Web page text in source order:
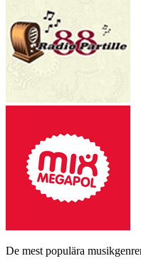
De mest populära